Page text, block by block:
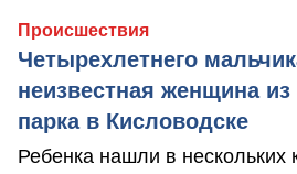
Происшествия
Четырехлетнего
неизвестная женщина из
парка в Кисловодске
Ребенка нашли в нескольких